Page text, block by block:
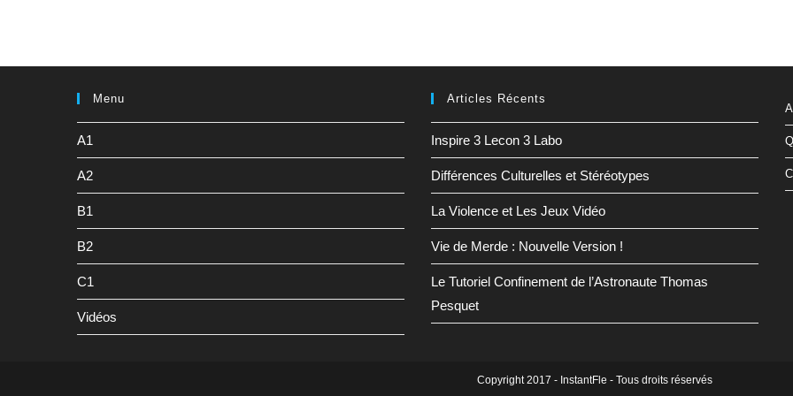
Menu
A1
A2
B1
B2
C1
Vidéos
Articles Récents
Inspire 3 Lecon 3 Labo
Différences Culturelles et Stéréotypes
La Violence et Les Jeux Vidéo
Vie de Merde : Nouvelle Version !
Le Tutoriel Confinement de l’Astronaute Thomas
Pesquet
Copyright 2017 - InstantFle - Tous droits réservés